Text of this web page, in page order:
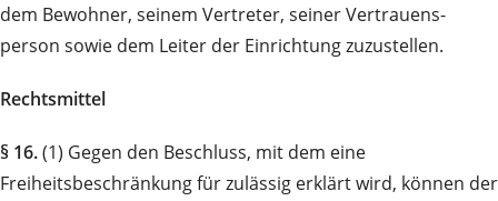
dem Bewohner, seinem Vertreter, seiner Ver­trauens­
person sowie dem Leiter der Einrichtung zuzustellen.
Rechtsmittel
§ 16.(1) Gegen den Beschluss, mit dem eine
Freiheitsbeschränkung für zulässig erklärt wird, können der